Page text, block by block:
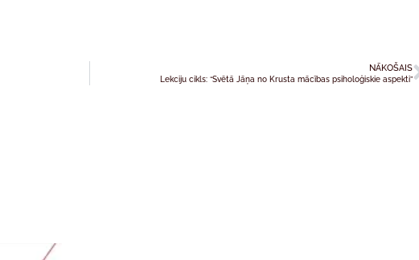
NĀKOŠAIS
Lekciju cikls: “Svētā Jāņa no Krusta mācības psiholoģiskie aspekti”